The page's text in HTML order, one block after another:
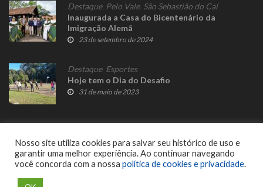
Destaque, Pelo Vale, São Sebastião do Caí
Inaugurada a Casa do Bicentenário da
Imigração Alemã
23 de setembro de 2024
Destaque, Esportes
Hoje tem o Dia do Desafio
31 de maio de 2023
Nosso site utiliza cookies para salvar seu histórico de uso e
garantir uma melhor experiência. Ao continuar navegando
você concorda com a nossa política de cookies e privacidade.